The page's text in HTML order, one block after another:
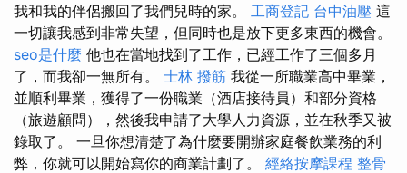
我和我的伴侶搬回了我們兒時的家。 工商登記 台中油壓 這
一切讓我感到非常失望，但同時也是放下更多東西的機會。
seo是什麼 他也在當地找到了工作，已經工作了三個多月
了，而我卻一無所有。 士林 撥筋 我從一所職業高中畢業，
並順利畢業，獲得了一份職業（酒店接待員）和部分資格
（旅遊顧問），然後我申請了大學人力資源，並在秋季又被
錄取了。 一旦你想清楚了為什麼要開辦家庭餐飲業務的利
弊，你就可以開始寫你的商業計劃了。 經絡按摩課程 整骨